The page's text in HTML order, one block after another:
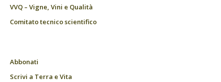
VVQ – Vigne, Vini e Qualità
Comitato tecnico scientifico
Abbonati
Scrivi a Terra e Vita